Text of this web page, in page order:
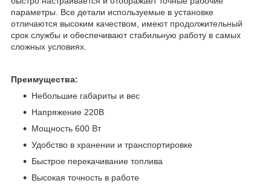
параметры. Все детали используемые в установке
отличаются высоким качеством, имеют продолжительный
срок службы и обеспечивают стабильную работу в самых
сложных условиях.
Преимущества:
Небольшие габариты и вес
Напряжение 220В
Мощность 600 Вт
Удобство в хранении и транспортировке
Быстрое перекачивание топлива
Высокая точность в работе